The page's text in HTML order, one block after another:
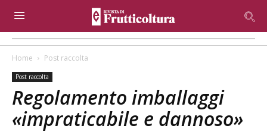
Home Post raccolta
Post raccolta
Regolamento imballaggi
«impraticabile e dannoso»